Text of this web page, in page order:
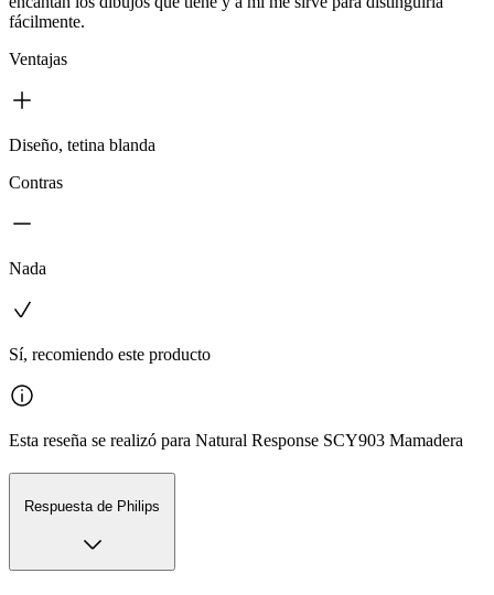
fácilmente.
Ventajas
Diseño, tetina blanda
Contras
Nada
Sí, recomiendo este producto
Esta reseña se realizó para Natural Response SCY903 Mamadera
Respuesta de Philips